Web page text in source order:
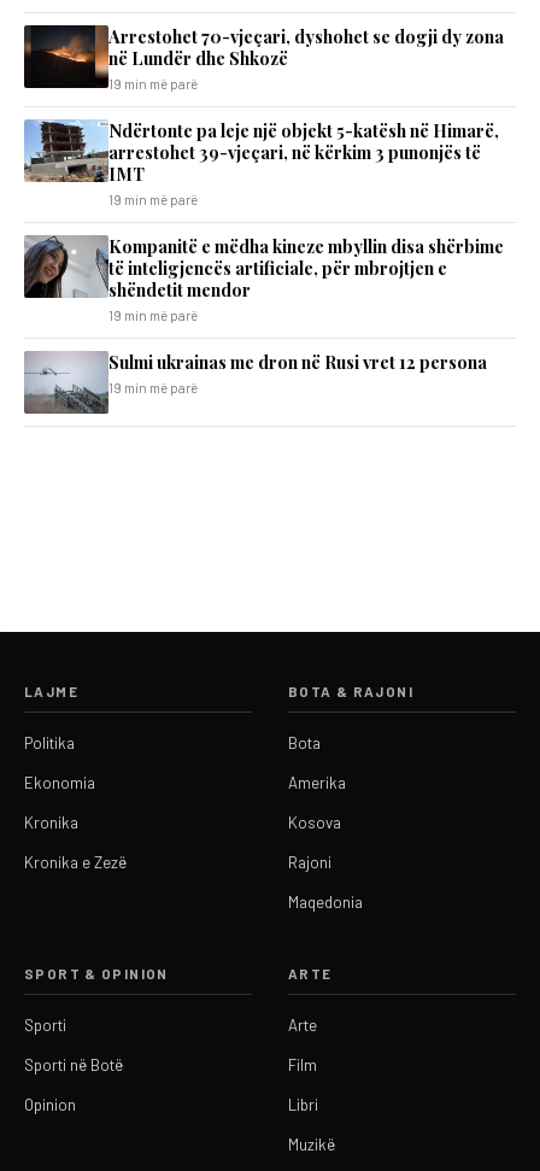
Arrestohet 70-vjeçari, dyshohet se dogji dy zona
në Lundër dhe Shkozë
19 min më parë
Ndërtonte pa leje një objekt 5-katësh në Himarë,
arrestohet 39-vjeçari, në kërkim 3 punonjës të
IMT
19 min më parë
Kompanitë e mëdha kineze mbyllin disa shërbime
të inteligjencës artificiale, për mbrojtjen e
shëndetit mendor
19 min më parë
Sulmi ukrainas me dron në Rusi vret 12 persona
19 min më parë
LAJME
Politika
Ekonomia
Kronika
Kronika e Zezë
BOTA & RAJONI
Bota
Amerika
Kosova
Rajoni
Maqedonia
SPORT & OPINION
Sporti
Sporti në Botë
Opinion
ARTE
Arte
Film
Libri
Muzikë